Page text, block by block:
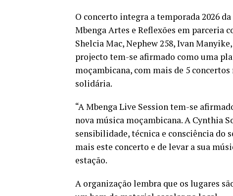
O concerto integra a temporada 2026
Mbenga Artes e Reflexões em parceria
Shelcia Mac, Nephew 258, Ivan
projecto tem-se afirmado como uma
moçambicana, com mais de 5
solidária.
“A Mbenga Live Session tem-se
nova música moçambicana. A Cynthia
sensibilidade, técnica e consciência do
mais este concerto e de levar a sua
estação.
A organização lembra que os lugares